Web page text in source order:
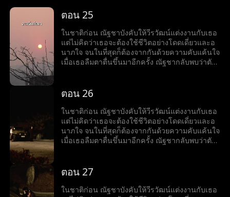
ตอน 25
ในชาติก่อน ณัฐชาบังคับให้วีรวัฒน์แต่งงานกับเธอ
แต่ไม่คิดว่าเธอจะต้องใช้ชีวิตอย่างโดดเดี่ยวและอ
นาภใจ จนในที่สุดก็ต้องจากกันด้วยความคับแค้นใจ
เมื่อเธอลืมตาตื่นขึ้นมาอีกครั้ง ณัฐชากลับพบว่าตัว
แต่งงานกับวีรวัฒน์ แต่ในครั้งนี้ ณัฐชาตัดสินใจใหม่
มหาวิทยาลัยไว้ และเริ่มต้นชีวิตใหม่อีกครั้ง
ตอน 26
ในชาติก่อน ณัฐชาบังคับให้วีรวัฒน์แต่งงานกับเธอ
แต่ไม่คิดว่าเธอจะต้องใช้ชีวิตอย่างโดดเดี่ยวและอ
นาภใจ จนในที่สุดก็ต้องจากกันด้วยความคับแค้นใจ
เมื่อเธอลืมตาตื่นขึ้นมาอีกครั้ง ณัฐชากลับพบว่าตัว
แต่งงานกับวีรวัฒน์ แต่ในครั้งนี้ ณัฐชาตัดสินใจใหม่
มหาวิทยาลัยไว้ และเริ่มต้นชีวิตใหม่อีกครั้ง
ตอน 27
ในชาติก่อน ณัฐชาบังคับให้วีรวัฒน์แต่งงานกับเธอ